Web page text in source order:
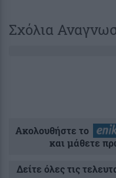
Σχόλια
Ακολουθήστε το
και μάθετε
Δείτε όλες τις